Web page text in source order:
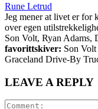
Rune Letrud
Jeg mener at livet er for
over egen
Son Volt, Ryan Adams,
favorittskiver: Son
Graceland Drive-By
LEAVE A REPLY